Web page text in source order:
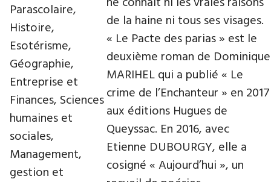
de la haine ni tous ses visages.
« Le Pacte des parias » est le
deuxième roman de Dominique
MARIHEL qui a publié « Le
crime de l’Enchanteur » en 2017
aux éditions Hugues de
Queyssac. En 2016, avec
Etienne DUBOURGY, elle a
cosigné « Aujourd’hui », un
Parascolaire,
Histoire,
Esotérisme,
Géographie,
Entreprise et
Finances, Sciences
humaines et
sociales,
Management,
gestion et